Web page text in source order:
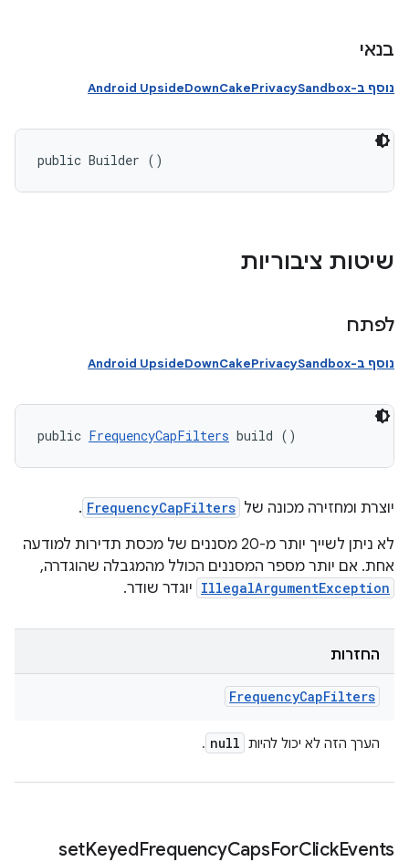
בנאי
נוסף ב-Android UpsideDownCakePrivacySandbox
public Builder ()
שיטות ציבוריות
לפתח
נוסף ב-Android UpsideDownCakePrivacySandbox
public FrequencyCapFilters build ()
יוצרת ומחזירה מכונה של FrequencyCapFilters
.
לא ניתן לשייך יותר מ-20 מסננים של מכסת תדירות למודעה
אחת. אם יותר מספר המסננים הכולל מהמגבלה שהוגדרה,
IllegalArgumentException יוגדר שודר.
החזרות
FrequencyCapFilters
הערך הזה לא יכול להיות null
.
setKeyedFrequencyCapsForClickEvents